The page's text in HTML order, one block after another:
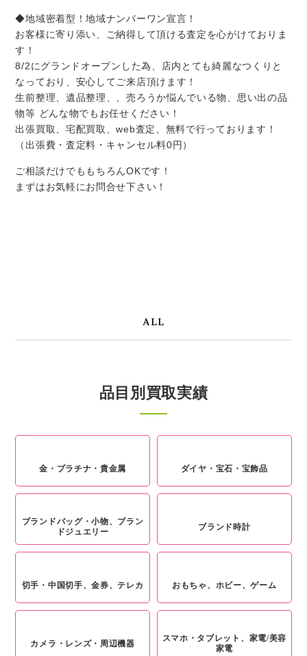
◆地域密着型！地域ナンバーワン宣言！
お客様に寄り添い、ご納得して頂ける査定を心がけておりま
す！
8/2にグランドオープンした為、店内とても綺麗なつくりと
なっており、安心してご来店頂けます！
生前整理、遺品整理、、売ろうか悩んでいる物、思い出の品
物等 どんな物でもお任せください！
出張買取、宅配買取、web査定、無料で行っております！
（出張費・査定料・キャンセル料0円）
ご相談だけでももちろんOKです！
まずはお気軽にお問合せ下さい！
ALL
品目別買取実績
金・プラチナ・貴金属 ダイヤ・宝石・宝飾品
ブランドバッグ・小物、ブラン
ドジュエリー
ブランド時計
切手・中国切手、金券、テレカ おもちゃ、ホビー、ゲーム
カメラ・レンズ・周辺機器
スマホ・タブレット、家電/美容
家電